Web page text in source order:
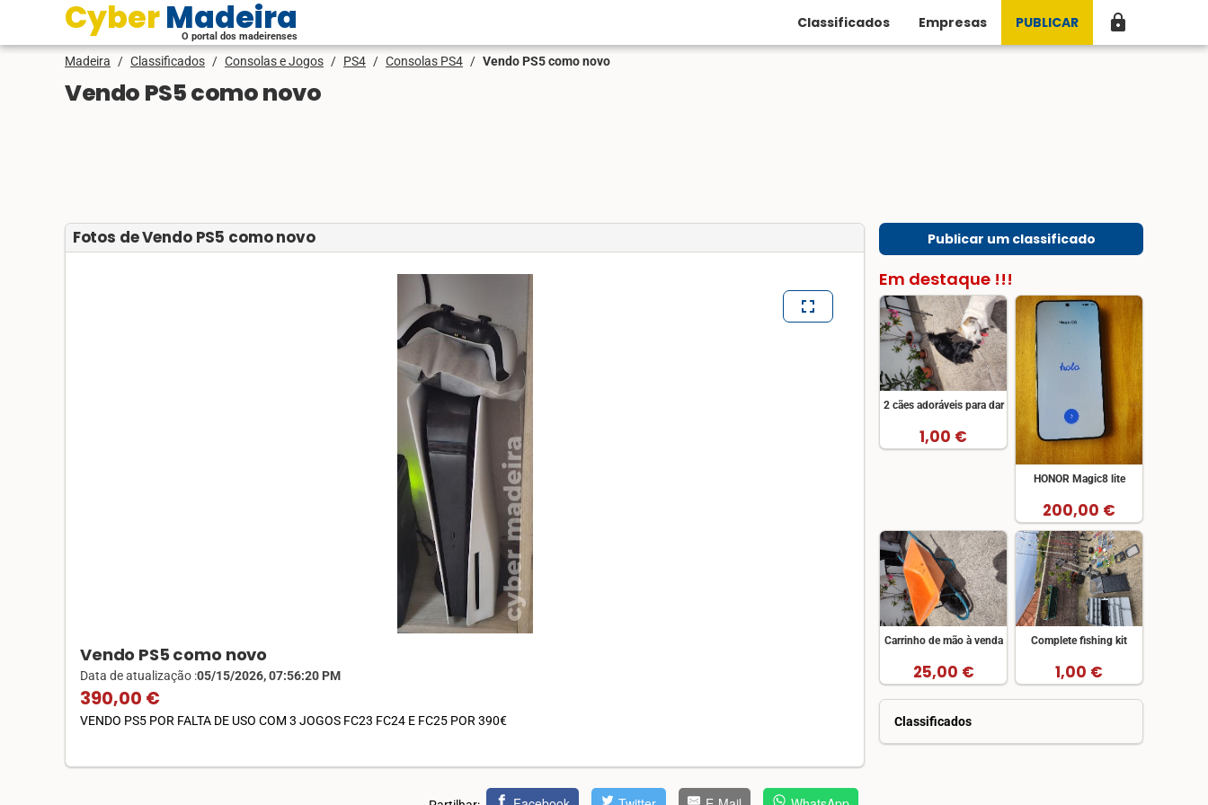
Cyber Madeira
O portal dos madeirenses
Classificados Empresas PUBLICAR lock
Madeira / Classificados / Consolas e Jogos / PS4 / Consolas PS4 / Vendo PS5 como novo
Vendo PS5 como novo
Fotos de Vendo PS5 como novo
fullscreen
Vendo PS5 como novo
Data de atualização :05/15/2026, 07:56:20 PM
390,00 €
VENDO PS5 POR FALTA DE USO COM 3 JOGOS FC23 FC24 E FC25 POR 390€
Publicar um classificado
Em destaque !!!
2 cães adoráveis para dar
1,00 €
HONOR Magic8 lite
200,00 €
Carrinho de mão à venda
25,00 €
Complete fishing kit
1,00 €
Classificados